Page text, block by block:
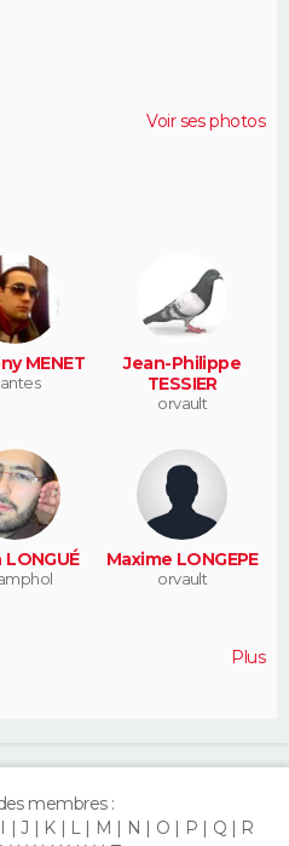
Voir ses photos
MENET
Jean-Philippe
TESSIER
orvault
Maxime LONGEPE
orvault
Plus
membres :
I J K L M N O P Q
R